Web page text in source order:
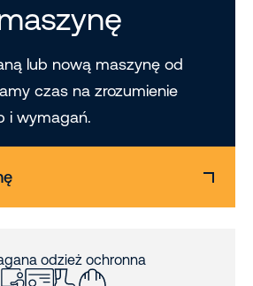
lub nową maszynę od
czas na zrozumienie
i wymagań.
odzież ochronna